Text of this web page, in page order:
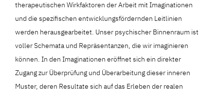
therapeutischen Wirkfaktoren der Arbeit mit Imaginationen
und die spezifischen entwicklungsfördernden Leitlinien
werden herausgearbeitet. Unser psychischer Binnenraum ist
voller Schemata und Repräsentanzen, die wir imaginieren
können. In den Imaginationen eröffnet sich ein direkter
Zugang zur Überprüfung und Überarbeitung dieser inneren
Muster, deren Resultate sich auf das Erleben der realen